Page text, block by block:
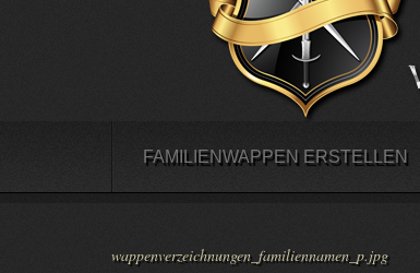
FAMILIENWAPPEN ERSTELLEN
wappenverzeichnungen_familiennamen_p.jpg